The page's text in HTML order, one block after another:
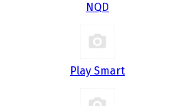
NQD
Play Smart